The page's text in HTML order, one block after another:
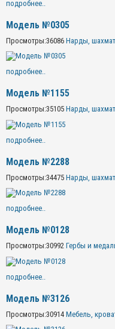
подробнее..
Модель №0305
Просмотры:36086 Нарды,
подробнее..
Модель №1155
Просмотры:35105 Нарды,
подробнее..
Модель №2288
Просмотры:34475 Нарды,
подробнее..
Модель №0128
Просмотры:30992 Гербы и
подробнее..
Модель №3126
Просмотры:30914 Мебель,